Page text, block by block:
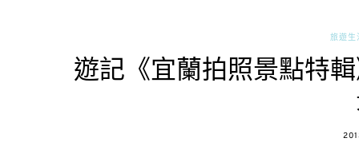
旅遊生
遊記《宜蘭拍照景點特